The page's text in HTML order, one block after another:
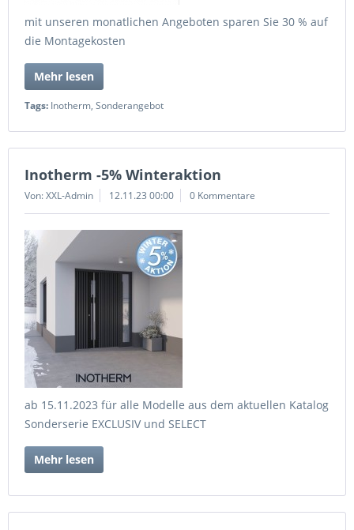
mit unseren monatlichen Angeboten sparen Sie 30 % auf
die Montagekosten
Mehr lesen
Tags: Inotherm, Sonderangebot
Inotherm -5% Winteraktion
Von: XXL-Admin 12.11.23 00:00 0 Kommentare
ab 15.11.2023 für alle Modelle aus dem aktuellen Katalog
Sonderserie EXCLUSIV und SELECT
Mehr lesen